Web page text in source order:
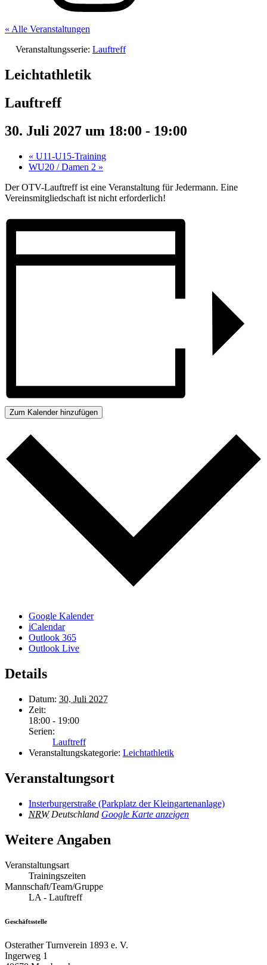
« Alle Veranstaltungen
Veranstaltungsserie: Lauftreff
Leichtathletik
Lauftreff
30. Juli 2027 um 18:00 - 19:00
« U11-U15-Training
WU20 / Damen 2 »
Der OTV-Lauftreff ist eine Veranstaltung für Jedermann. Eine
Vereinsmitgliedschaft ist nicht erforderlich!
Zum Kalender hinzufügen
Google Kalender
iCalendar
Outlook 365
Outlook Live
Details
Datum: 30. Juli 2027
Zeit:
18:00 - 19:00
Serien:
Lauftreff
Veranstaltungskategorie: Leichtathletik
Veranstaltungsort
Insterburgerstraße (Parkplatz der Kleingartenanlage)
NRW Deutschland Google Karte anzeigen
Weitere Angaben
Veranstaltungsart
Trainingszeiten
Mannschaft/Team/Gruppe
LA - Lauftreff
Geschäftsstelle
Osterather Turnverein 1893 e. V.
Ingerweg 1